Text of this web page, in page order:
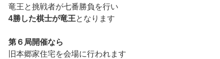
竜王と挑戦者が七番勝負を行い
4勝した棋士が竜王となります
第６局開催なら
旧本郷家住宅を会場に行われます